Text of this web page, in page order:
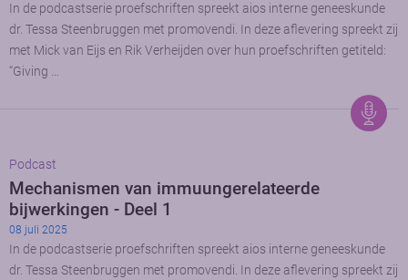
In de podcastserie proefschriften spreekt aios interne geneeskunde
dr. Tessa Steenbruggen met promovendi. In deze aflevering spreekt zij
met Mick van Eijs en Rik Verheijden over hun proefschriften getiteld:
“Giving …
Podcast
Mechanismen van immuungerelateerde
bijwerkingen - Deel 1
08 juli 2025
In de podcastserie proefschriften spreekt aios interne geneeskunde
dr. Tessa Steenbruggen met promovendi. In deze aflevering spreekt zij